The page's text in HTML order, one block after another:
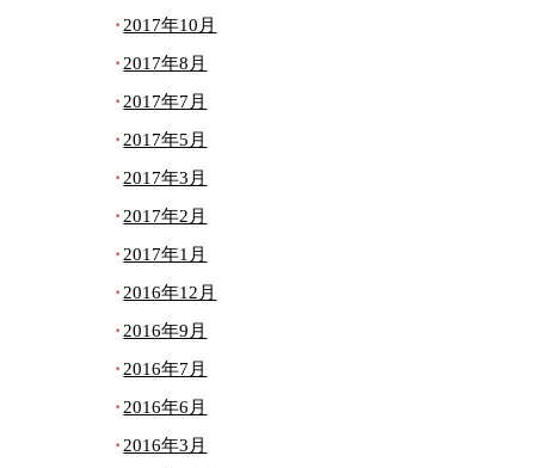
2017年10月
2017年8月
2017年7月
2017年5月
2017年3月
2017年2月
2017年1月
2016年12月
2016年9月
2016年7月
2016年6月
2016年3月